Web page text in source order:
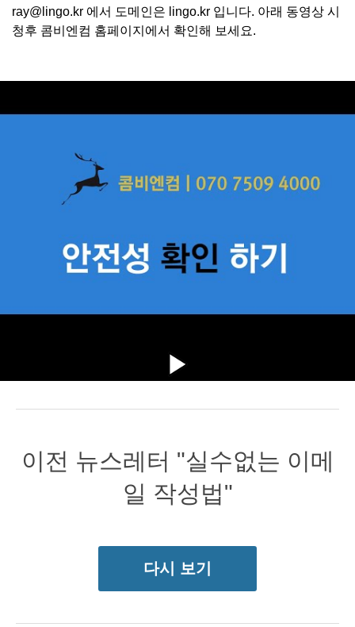
ray@lingo.kr 에서 도메인은 lingo.kr 입니다. 아래 동영상 시
청후 콤비엔컴 홈페이지에서 확인해 보세요.
이전 뉴스레터 "실수없는 이메
일 작성법"
다시 보기